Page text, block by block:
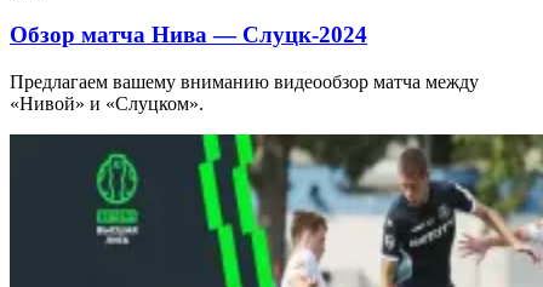
Обзор матча Нива — Слуцк-2024
Предлагаем вашему вниманию видеообзор матча между
«Нивой» и «Слуцком».